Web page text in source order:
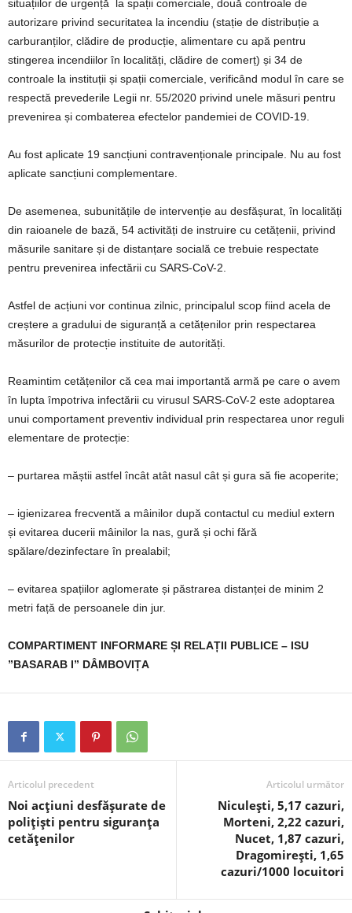
situațiilor de urgență la spații comerciale, două controale de
autorizare privind securitatea la incendiu (stație de distribuție a
carburanților, clădire de producție, alimentare cu apă pentru
stingerea incendiilor în localități, clădire de comerț) și 34 de
controale la instituții și spații comerciale, verificând modul în care se
respectă prevederile Legii nr. 55/2020 privind unele măsuri pentru
prevenirea și combaterea efectelor pandemiei de COVID-19.
Au fost aplicate 19 sancțiuni contravenționale principale. Nu au fost
aplicate sancțiuni complementare.
De asemenea, subunitățile de intervenție au desfășurat, în localități
din raioanele de bază, 54 activități de instruire cu cetățenii, privind
măsurile sanitare și de distanțare socială ce trebuie respectate
pentru prevenirea infectării cu SARS-CoV-2.
Astfel de acțiuni vor continua zilnic, principalul scop fiind acela de
creștere a gradului de siguranță a cetățenilor prin respectarea
măsurilor de protecție instituite de autorități.
Reamintim cetățenilor că cea mai importantă armă pe care o avem
în lupta împotriva infectării cu virusul SARS-CoV-2 este adoptarea
unui comportament preventiv individual prin respectarea unor reguli
elementare de protecție:
– purtarea măștii astfel încât atât nasul cât și gura să fie acoperite;
– igienizarea frecventă a mâinilor după contactul cu mediul extern
și evitarea ducerii mâinilor la nas, gură și ochi fără
spălare/dezinfectare în prealabil;
– evitarea spațiilor aglomerate și păstrarea distanței de minim 2
metri față de persoanele din jur.
COMPARTIMENT INFORMARE ȘI RELAȚII PUBLICE – ISU
”BASARAB I” DÂMBOVIȚA
Articolul precedent
Noi acțiuni desfășurate de
polițiști pentru siguranța
cetățenilor
Articolul următor
Niculești, 5,17 cazuri,
Morteni, 2,22 cazuri,
Nucet, 1,87 cazuri,
Dragomirești, 1,65
cazuri/1000 locuitori